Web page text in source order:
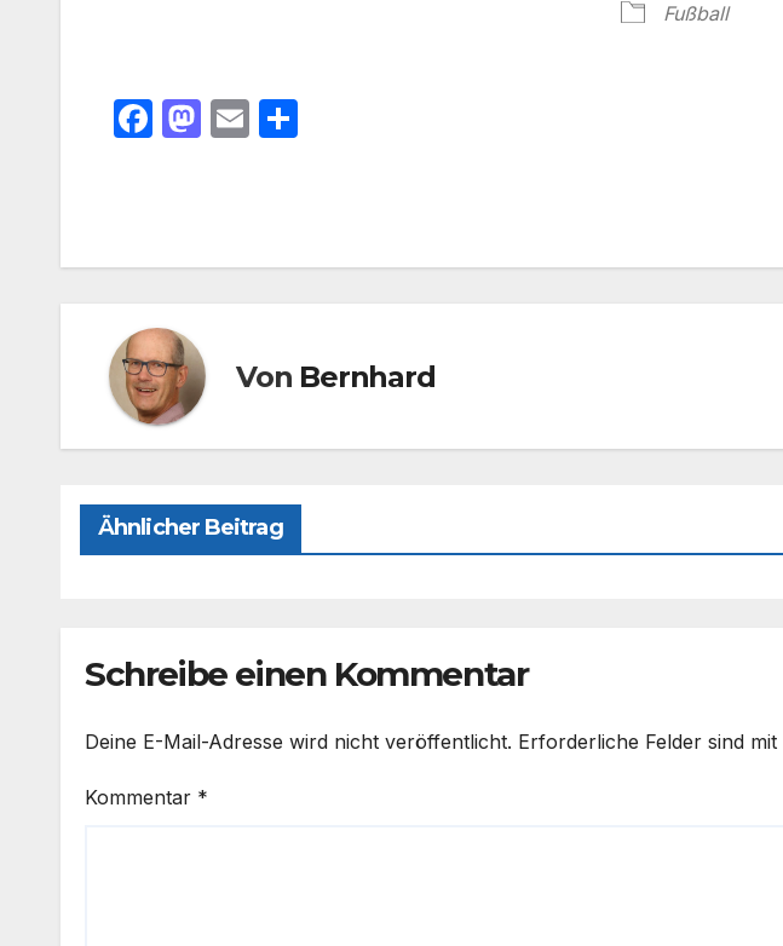
Fußball
F
b
o
k
M
d
n
E
Von Bernhard
Ähnlicher Beitrag
Schreibe einen Kommentar
Deine E-Mail-Adresse wird nicht veröffentlicht. Erforderliche Felder sind mit
Kommentar *